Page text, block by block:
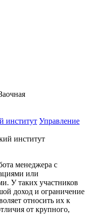
институт Управление
менеджера с
или
У таких участников
доход и ограничение
относить их к
от крупного,